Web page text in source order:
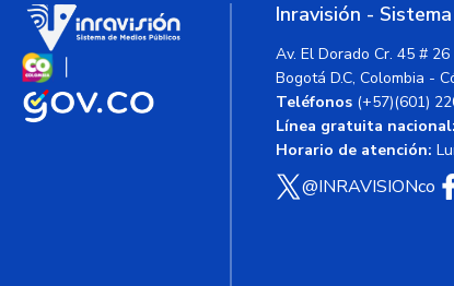
Inravisión -
Av. El Dorado Cr. 45 #
Bogotá D.C, Colombia -
Teléfonos (+57)(601)
Línea gratuita nacional:
Horario de atención:
@INRAVISIONco